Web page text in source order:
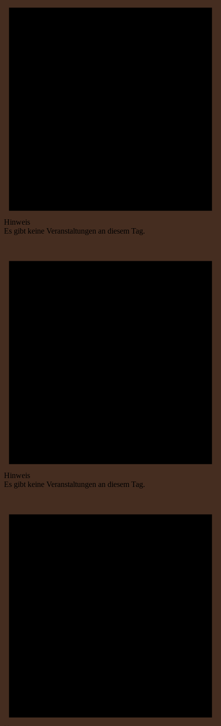
Hinweis
Es gibt keine Veranstaltungen an diesem Tag.
Hinweis
Es gibt keine Veranstaltungen an diesem Tag.